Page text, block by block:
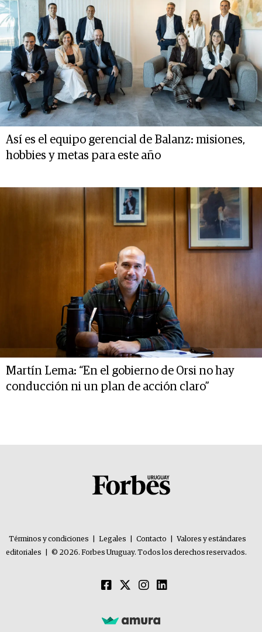
Así es el equipo gerencial de Balanz: misiones,
hobbies y metas para este año
Martín Lema: “En el gobierno de Orsi no hay
conducción ni un plan de acción claro”
Términos y condiciones Legales Contacto
Valores y estándares
editoriales
© 2026. Forbes Uruguay. Todos los derechos reservados.